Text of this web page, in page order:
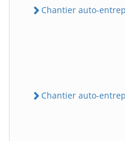
Chantier auto-
Chantier auto-